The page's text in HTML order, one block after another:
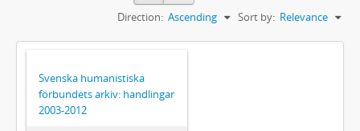
Sort by: Relevance
Direction: Ascending
Svenska humanistiska
förbundets arkiv: handlingar
2003-2012